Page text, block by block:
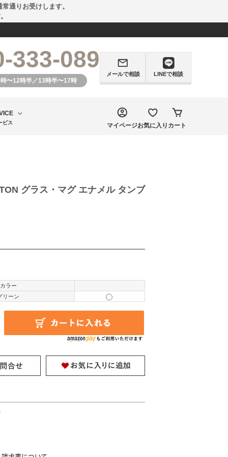
通りお受けします。
333-089
〜12時半／13時半〜17時
メールで相談 LINEで相談
ビス マイページお気に入り カート
グラス・マグ エナメル タンブ
カラー
リーン